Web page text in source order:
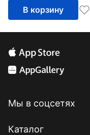
В корзину
Мы в соцсетях
Каталог